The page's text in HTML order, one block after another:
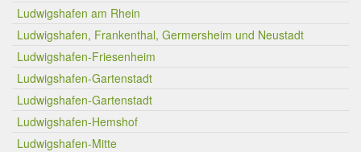
Ludwigshafen am Rhein
Ludwigshafen, Frankenthal, Germersheim und Neustadt
Ludwigshafen-Friesenheim
Ludwigshafen-Gartenstadt
Ludwigshafen-Gartenstadt
Ludwigshafen-Hemshof
Ludwigshafen-Mitte